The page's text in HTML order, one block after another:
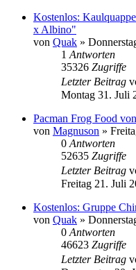
Kostenlos:
x Albino"
von Quak »
1 Antworten
35326 Zugriffe
Letzter Beitrag
Montag 31. Juli
Pacman Frog Food
von Magnuson »
0 Antworten
52635 Zugriffe
Letzter Beitrag
Freitag 21. Juli
Kostenlos: Gruppe
von Quak »
0 Antworten
46623 Zugriffe
Letzter Beitrag